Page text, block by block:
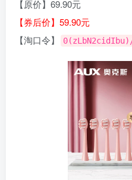
【原价】69.90元
【券后价】59.90元
【淘口令】